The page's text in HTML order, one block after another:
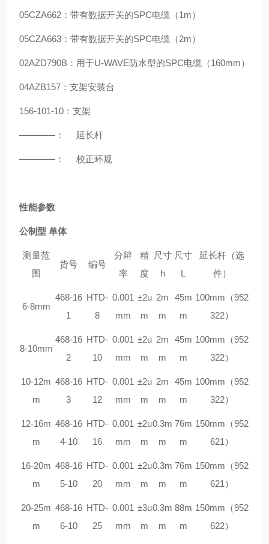
05CZA662：带有数据开关的SPC电缆（1m）
05CZA663：带有数据开关的SPC电缆（2m）
02AZD790B：用于U-WAVE防水型的SPC电缆（160mm）
04AZB157：支架安装台
156-101-10：支架
————： 延长杆
————： 校正环规
性能参数
公制型 单体
测量范
围
货号 编号
分辩
率
精
度
尺寸
h
尺寸
L
延长杆（选
件）
6-8mm
468-16
1
HTD-
8
0.001
mm
±2u
m
2m
m
45m
m
100mm（952
322）
8-10mm
468-16
2
HTD-
10
0.001
mm
±2u
m
2m
m
45m
m
100mm（952
322）
10-12m
m
468-16
3
HTD-
12
0.001
mm
±2u
m
2m
m
45m
m
100mm（952
322）
12-16m
m
468-16
4-10
HTD-
16
0.001
mm
±2u
m
0.3m
m
76m
m
150mm（952
621）
16-20m
m
468-16
5-10
HTD-
20
0.001
mm
±2u
m
0.3m
m
76m
m
150mm（952
621）
20-25m
m
468-16
6-10
HTD-
25
0.001
mm
±3u
m
0.3m
m
88m
m
150mm（952
622）